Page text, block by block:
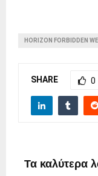
HORIZON FORBIDDEN
SHARE 0
Τα καλύτερα